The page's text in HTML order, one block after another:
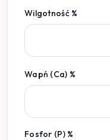
Wilgotność %
Wapń (Ca) %
Fosfor (P) %